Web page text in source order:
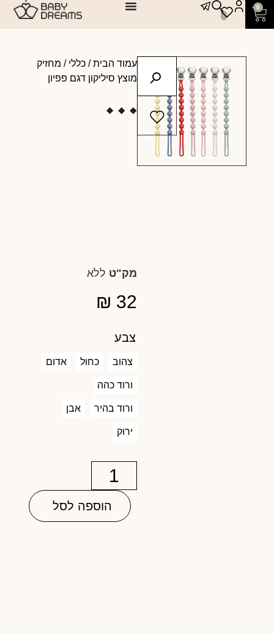
0
עמוד הבית/ כללי / מחזיק
מוצץ סיליקון דגם פפיון
מק"ט ללא
₪ 32
צבע
צהוב כחול אדום
ורוד כהה
ורוד בהיר אבן
ירוק
הוספה לסל